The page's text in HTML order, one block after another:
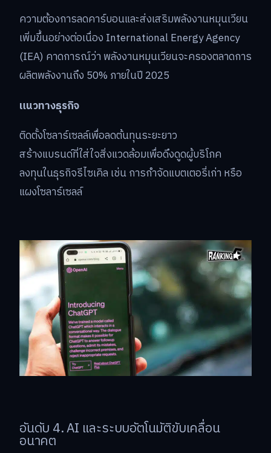
ความต้องการลดคาร์บอนและส่งเสริมพลังงานหมุนเวียน
เพิ่มขึ้นอย่างต่อเนื่อง International Energy Agency
(IEA) คาดการณ์ว่า พลังงานหมุนเวียนจะครองตลาดการ
ผลิตพลังงานถึง 50% ภายในปี 2025
แนวทางธุรกิจ
ติดตั้งโซลาร์เซลล์เพื่อลดต้นทุนระยะยาว
สร้างแบรนด์ที่ใส่ใจสิ่งแวดล้อมเพื่อดึงดูดผู้บริโภค
ลงทุนในธุรกิจรีไซเคิล เช่น การกำจัดแบตเตอรี่เก่า หรือ
แผงโซลาร์เซลล์
อันดับ 4. AI และระบบอัตโนมัติขับเคลื่อน
อนาคต